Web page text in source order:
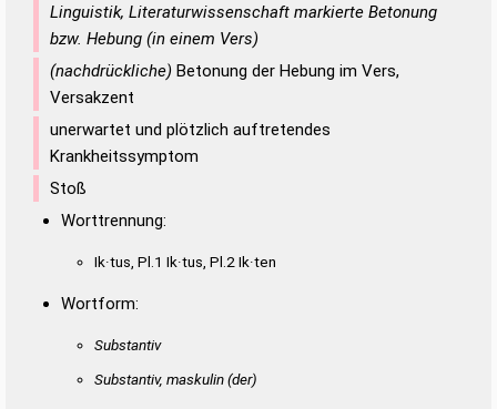
Linguistik, Literaturwissenschaft markierte Betonung
bzw. Hebung (in einem Vers)
(nachdrückliche) Betonung der Hebung im Vers,
Versakzent
unerwartet und plötzlich auftretendes
Krankheitssymptom
Stoß
Worttrennung:
Ik·tus, Pl.1 Ik·tus, Pl.2 Ik·ten
Wortform:
Substantiv
Substantiv, maskulin(der)